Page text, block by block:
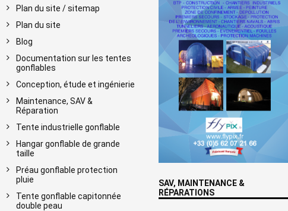
Plan du site / sitemap
Plan du site
Blog
Documentation sur les tentes
gonflables
Conception, étude et ingénierie
Maintenance, SAV &
Réparation
Tente industrielle gonflable
Hangar gonflable de grande
taille
Préau gonflable protection
pluie
Tente gonflable capitonnée
double peau
SAV, MAINTENANCE &
RÉPARATIONS